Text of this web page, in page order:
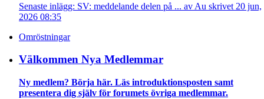
Senaste inlägg: SV: meddelande delen på ... av Au skrivet 20 jun,
2026 08:35
Omröstningar
Välkommen Nya Medlemmar
Ny medlem? Börja här. Läs introduktionsposten samt
presentera dig själv för forumets övriga medlemmar.